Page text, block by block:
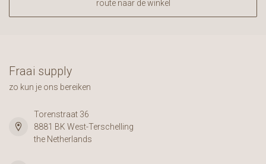
route naar de winkel
Fraai supply
zo kun je ons bereiken
Torenstraat 36
8881 BK West-Terschelling
the Netherlands